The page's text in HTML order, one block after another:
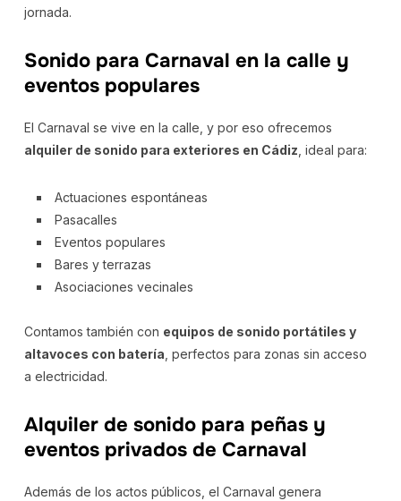
jornada.
Sonido para Carnaval en la calle y
eventos populares
El Carnaval se vive en la calle, y por eso ofrecemos
alquiler de sonido para exteriores en Cádiz , ideal para:
Actuaciones espontáneas
Pasacalles
Eventos populares
Bares y terrazas
Asociaciones vecinales
Contamos también con equipos de sonido portátiles y
altavoces con batería , perfectos para zonas sin acceso
a electricidad.
Alquiler de sonido para peñas y
eventos privados de Carnaval
Además de los actos públicos, el Carnaval genera